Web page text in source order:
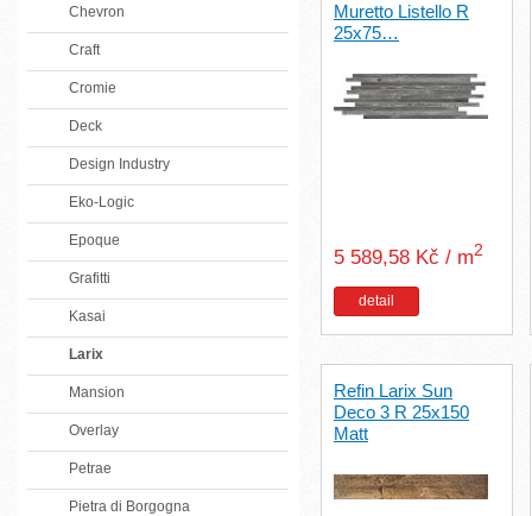
Chevron
Craft
Cromie
Deck
Design Industry
Eko-Logic
Epoque
Grafitti
Kasai
Larix
Mansion
Overlay
Petrae
Pietra di Borgogna
Muretto Listello R
25x75…
5 589,58 Kč / m2
detail
Refin Larix Sun
Deco 3 R 25x150
Matt